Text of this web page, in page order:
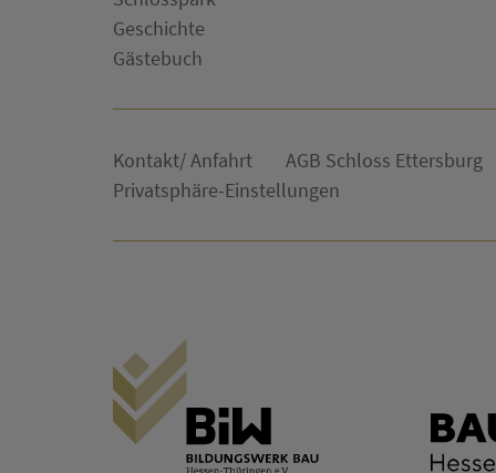
Geschichte
Gästebuch
Kontakt/ Anfahrt AGB Schloss Ettersburg
Privatsphäre-Einstellungen